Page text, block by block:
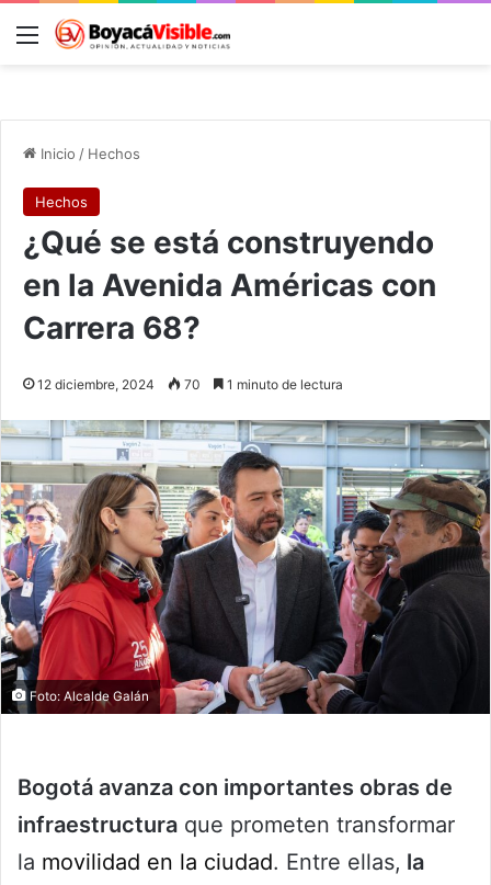
Menú
Inicio / Hechos
Hechos
¿Qué se está construyendo
en la Avenida Américas con
Carrera 68?
12 diciembre, 2024 70 1 minuto de lectura
Foto: Alcalde Galán
Bogotá avanza con importantes obras de
infraestructura que prometen transformar
la movilidad en la ciudad. Entre ellas, la